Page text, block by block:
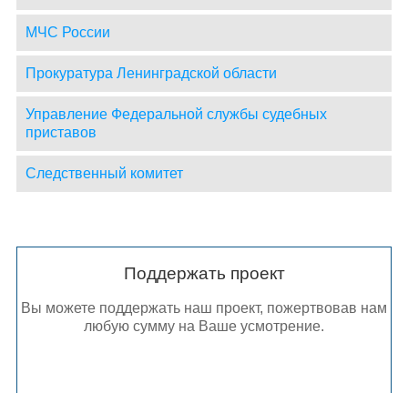
МЧС России
Прокуратура Ленинградской области
Управление Федеральной службы судебных
приставов
Следственный комитет
Поддержать проект
Вы можете поддержать наш проект, пожертвовав нам
любую сумму на Ваше усмотрение.